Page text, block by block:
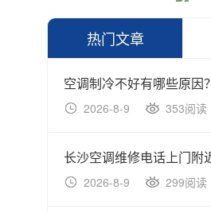
热门文章
空调制冷不好有哪些原因？
2026-8-9 353阅读
2026-8-9 299阅读